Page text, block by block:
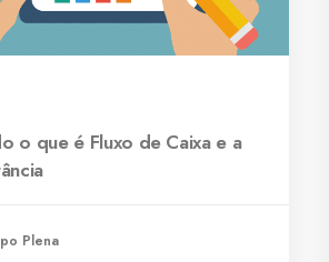
o que é Fluxo de Caixa e a
Plena